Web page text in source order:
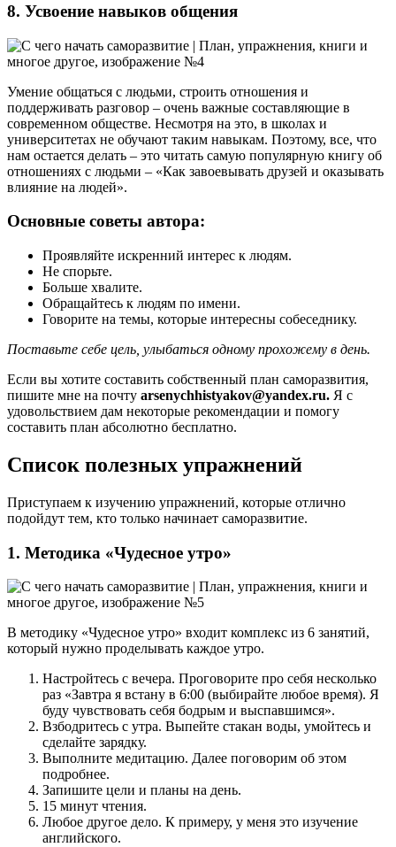
8. Усвоение навыков общения
Умение общаться с людьми, строить отношения и
поддерживать разговор – очень важные составляющие в
современном обществе. Несмотря на это, в школах и
университетах не обучают таким навыкам. Поэтому, все, что
нам остается делать – это читать самую популярную книгу об
отношениях с людьми – «Как завоевывать друзей и оказывать
влияние на людей».
Основные советы автора:
Проявляйте искренний интерес к людям.
Не спорьте.
Больше хвалите.
Обращайтесь к людям по имени.
Говорите на темы, которые интересны собеседнику.
Поставьте себе цель, улыбаться одному прохожему в день.
Если вы хотите составить собственный план саморазвития,
пишите мне на почту arsenychhistyakov@yandex.ru. Я с
удовольствием дам некоторые рекомендации и помогу
составить план абсолютно бесплатно.
Список полезных упражнений
Приступаем к изучению упражнений, которые отлично
подойдут тем, кто только начинает саморазвитие.
1. Методика «Чудесное утро»
В методику «Чудесное утро» входит комплекс из 6 занятий,
который нужно проделывать каждое утро.
Настройтесь с вечера. Проговорите про себя несколько
раз «Завтра я встану в 6:00 (выбирайте любое время). Я
буду чувствовать себя бодрым и выспавшимся».
Взбодритесь с утра. Выпейте стакан воды, умойтесь и
сделайте зарядку.
Выполните медитацию. Далее поговорим об этом
подробнее.
Запишите цели и планы на день.
15 минут чтения.
Любое другое дело. К примеру, у меня это изучение
английского.